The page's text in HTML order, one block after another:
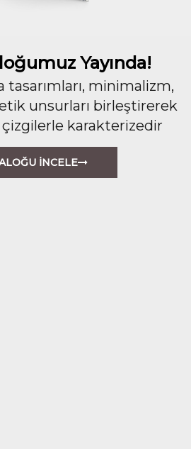
Yayında!
minimalizm,
unsurları birleştirerek
karakterizedir
İNCELE